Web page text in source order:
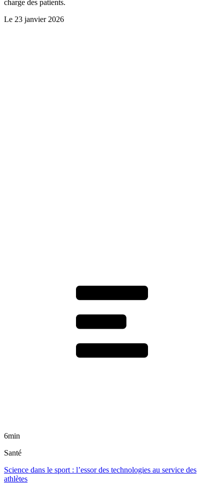
charge des patients.
Le 23 janvier 2026
6min
Santé
Science dans le sport : l’essor des technologies au service des
athlètes